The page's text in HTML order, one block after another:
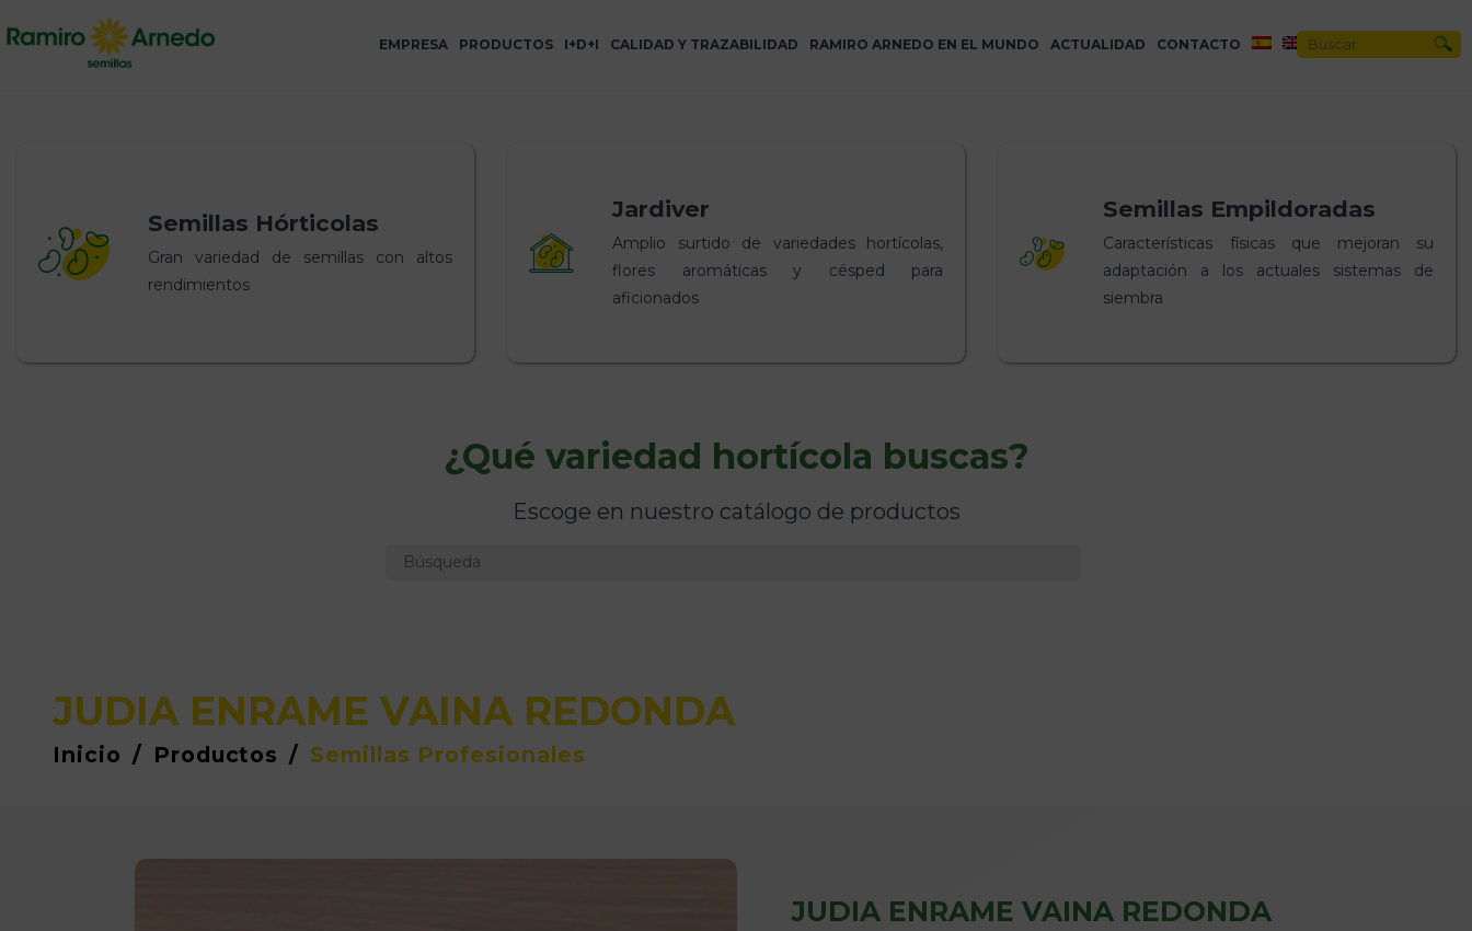
EMPRESA PRODUCTOS I+D+I CALIDAD Y TRAZABILIDAD RAMIRO ARNEDO EN EL MUNDO ACTUALIDAD CONTACTO
Semillas Hórticolas
Gran variedad de semillas con altos
rendimientos
Jardiver
Amplio surtido de variedades hortícolas,
flores aromáticas y césped para
aficionados
Semillas Empildoradas
Características físicas que mejoran su
adaptación a los actuales sistemas de
siembra
¿Qué variedad hortícola buscas?
Escoge en nuestro catálogo de productos
JUDIA ENRAME VAINA REDONDA
Inicio / Productos / Semillas Profesionales
JUDIA ENRAME VAINA REDONDA